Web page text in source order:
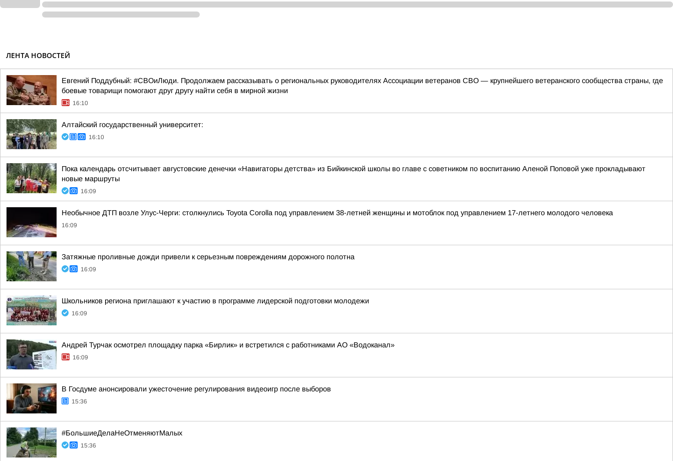
ЛЕНТА НОВОСТЕЙ
Евгений Поддубный: #СВОиЛюди. Продолжаем рассказывать о региональных руководителях Ассоциации ветеранов СВО — крупнейшего ветеранского сообщества страны, где
боевые товарищи помогают друг другу найти себя в мирной жизни
16:10
Алтайский государственный университет:
16:10
Пока календарь отсчитывает августовские денечки «Навигаторы детства» из Бийкинской школы во главе с советником по воспитанию Аленой Поповой уже прокладывают
новые маршруты
16:09
Необычное ДТП возле Улус-Черги: столкнулись Toyota Corolla под управлением 38-летней женщины и мотоблок под управлением 17-летнего молодого человека
16:09
Затяжные проливные дожди привели к серьезным повреждениям дорожного полотна
16:09
Школьников региона приглашают к участию в программе лидерской подготовки молодежи
16:09
Андрей Турчак осмотрел площадку парка «Бирлик» и встретился с работниками АО «Водоканал»
16:09
В Госдуме анонсировали ужесточение регулирования видеоигр после выборов
15:36
#БольшиеДелаНеОтменяютМалых
15:36